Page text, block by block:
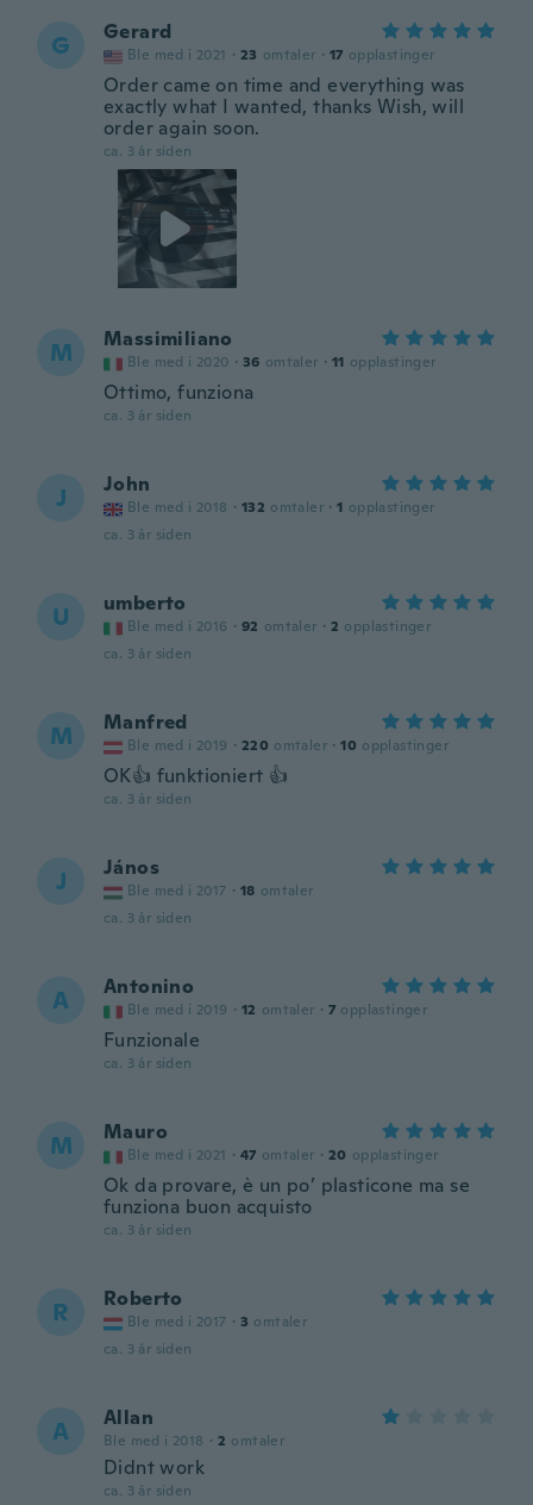
G Gerard
Ble med i 2021 · 23 omtaler · 17 opplastinger
Order came on time and everything was
exactly what I wanted, thanks Wish, will
order again soon.
ca. 3 år siden
M Massimiliano
Ble med i 2020 · 36 omtaler · 11 opplastinger
Ottimo, funziona
ca. 3 år siden
J John
Ble med i 2018 · 132 omtaler · 1 opplastinger
ca. 3 år siden
U umberto
Ble med i 2016 · 92 omtaler · 2 opplastinger
ca. 3 år siden
M Manfred
Ble med i 2019 · 220 omtaler · 10 opplastinger
OK👍 funktioniert 👍
ca. 3 år siden
J János
Ble med i 2017 · 18 omtaler
ca. 3 år siden
A Antonino
Ble med i 2019 · 12 omtaler · 7 opplastinger
Funzionale
ca. 3 år siden
M Mauro
Ble med i 2021 · 47 omtaler · 20 opplastinger
Ok da provare, è un po’ plasticone ma se
funziona buon acquisto
ca. 3 år siden
R Roberto
Ble med i 2017 · 3 omtaler
ca. 3 år siden
A Allan
Ble med i 2018 · 2 omtaler
Didnt work
ca. 3 år siden